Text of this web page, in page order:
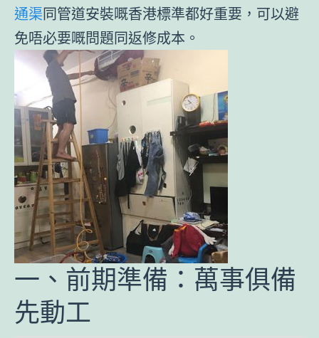
通渠同管道安裝嘅香港標準都好重要，可以避
免唔必要嘅問題同返修成本。
一、前期準備：萬事俱備
先動工